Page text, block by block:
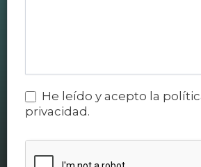
He leído y acepto la
privacidad.